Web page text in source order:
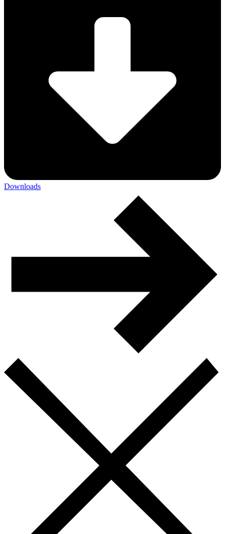
Downloads